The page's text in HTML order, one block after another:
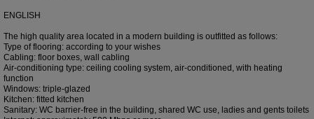
ENGLISH
The high quality area located in a modern building is outfitted as follows:
Type of flooring: according to your wishes
Cabling: floor boxes, wall cabling
Air-conditioning type: ceiling cooling system, air-conditioned, with heating
function
Windows: triple-glazed
Kitchen: fitted kitchen
Sanitary: WC barrier-free in the building, shared WC use, ladies and gents toilets